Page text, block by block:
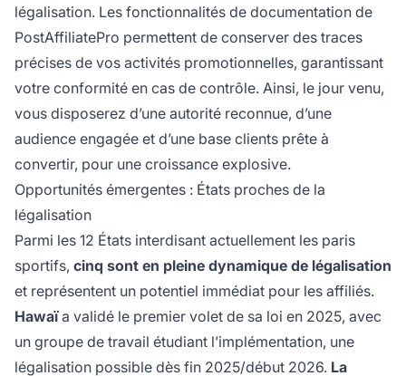
légalisation. Les fonctionnalités de documentation de
PostAffiliatePro permettent de conserver des traces
précises de vos activités promotionnelles, garantissant
votre conformité en cas de contrôle. Ainsi, le jour venu,
vous disposerez d’une autorité reconnue, d’une
audience engagée et d’une base clients prête à
convertir, pour une croissance explosive.
Opportunités émergentes : États proches de la
légalisation
Parmi les 12 États interdisant actuellement les paris
sportifs, cinq sont en pleine dynamique de légalisation
et représentent un potentiel immédiat pour les affiliés.
Hawaïa validé le premier volet de sa loi en 2025, avec
un groupe de travail étudiant l’implémentation, une
légalisation possible dès fin 2025/début 2026. La